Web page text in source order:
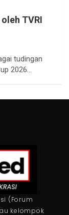
TVRI
tudingan
2026…
(Forum
kelompok